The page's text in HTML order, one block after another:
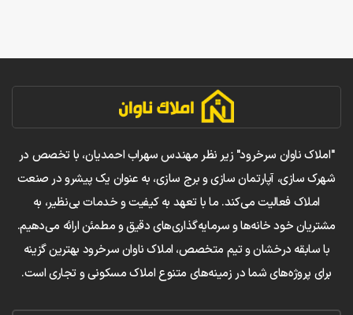
"املاک ناوان سرخرود" زیر نظر مهندس سهراب احمدیان، با تخصص در
شهرک سازی، آپارتمان سازی و برج سازی، به عنوان یک پیشرو در صنعت
املاک فعالیت می‌کند. ما با تعهد به کیفیت و خدمات بی‌نظیر، به
مشتریان خود خانه‌ها و سرمایه‌گذاری‌های دقیق و مطمئن ارائه می‌دهیم.
با سابقه درخشان و تیم متخصص، املاک ناوان سرخرود بهترین گزینه
برای پروژه‌های شما در زمینه‌های متنوع املاک مسکونی و تجاری است.